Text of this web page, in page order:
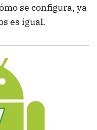
se configura, ya
es igual.